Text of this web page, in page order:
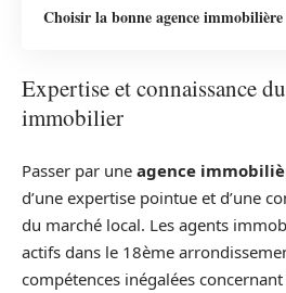
Choisir la bonne agence
Expertise et connaissance
immobilier
Passer par une agence
d’une expertise pointue et d’une
du marché local. Les agents
actifs dans le 18ème
compétences inégalées